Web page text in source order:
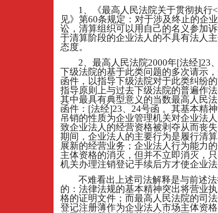
1 、《最高人民法院关于贯彻执行
见》第60条规定：对于涉及终止的企
讼，清算组织可以用自己的名义参加
于清算阶段的企业法人的不具有法人
态度。
2、最高人民法院2000年[法经]23
下级法院的基于此类问题的多次请示
函件，以指导下级法院对于此类纠纷
指导原则上与过去下级法院的普遍作
其中最具有典型意义的当数最高人民
函件：[法经]23、24号函 。其基本精
吊销的性质为企业管理机关对企业法
致企业法人的经营资格被剥夺从而丧
期间，企业法人的主要行为是履行清
展新的经营业务；企业法人行为能力
主体资格的消灭，但并不立即消灭，
机关办理注销登记手续后方才使企业
不难看出上述司法解释是与前述
的：法律法规的基本精神突出将营业
格的证明文件；而最高人民法院的司
登记注册薄作为企业法人市场主体资